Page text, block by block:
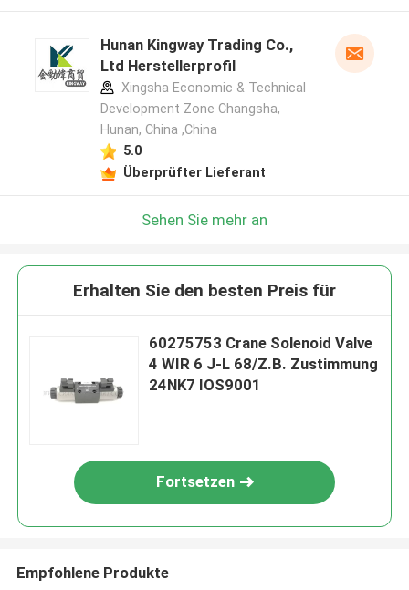
Hunan Kingway Trading Co.,
Ltd Herstellerprofil
Xingsha Economic & Technical
Development Zone Changsha,
Hunan, China ,China
5.0
Überprüfter Lieferant
Sehen Sie mehr an
Erhalten Sie den besten Preis für
60275753 Crane Solenoid Valve
4 WIR 6 J-L 68/Z.B. Zustimmung
24NK7 IOS9001
Fortsetzen
Empfohlene Produkte